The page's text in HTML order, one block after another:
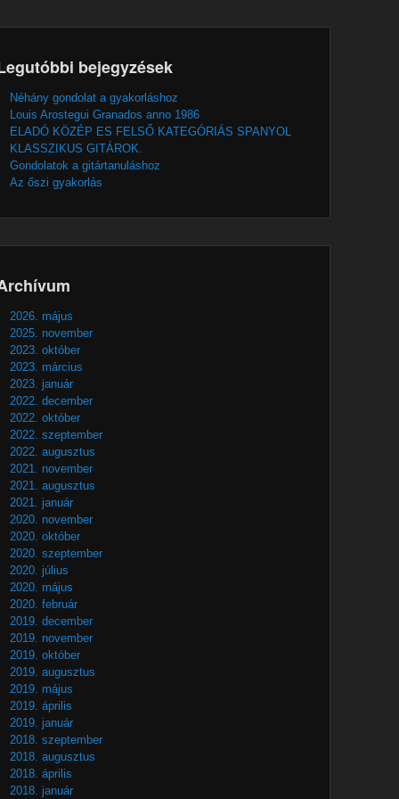
bejegyzések
Néhány gondolat a gyakorláshoz
Louis Arostegui Granados anno 1986
ELADÓ KÖZÉP ES FELSŐ KATEGÓRIÁS SPANYOL
KLASSZIKUS GITÁROK.
Gondolatok a gitártanuláshoz
Az őszi gyakorlás
2026. május
2025. november
2023. október
2023. március
2023. január
2022. december
2022. október
2022. szeptember
2022. augusztus
2021. november
2021. augusztus
2021. január
2020. november
2020. október
2020. szeptember
2020. július
2020. május
2020. február
2019. december
2019. november
2019. október
2019. augusztus
2019. május
2019. április
2019. január
2018. szeptember
2018. augusztus
2018. április
2018. január